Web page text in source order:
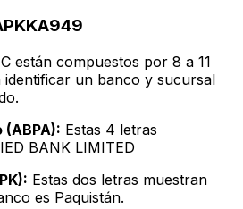
están compuestos por 8 a 11
un banco y sucursal
Estas 4 letras
BANK LIMITED
Estas dos letras muestran
es Paquistán.